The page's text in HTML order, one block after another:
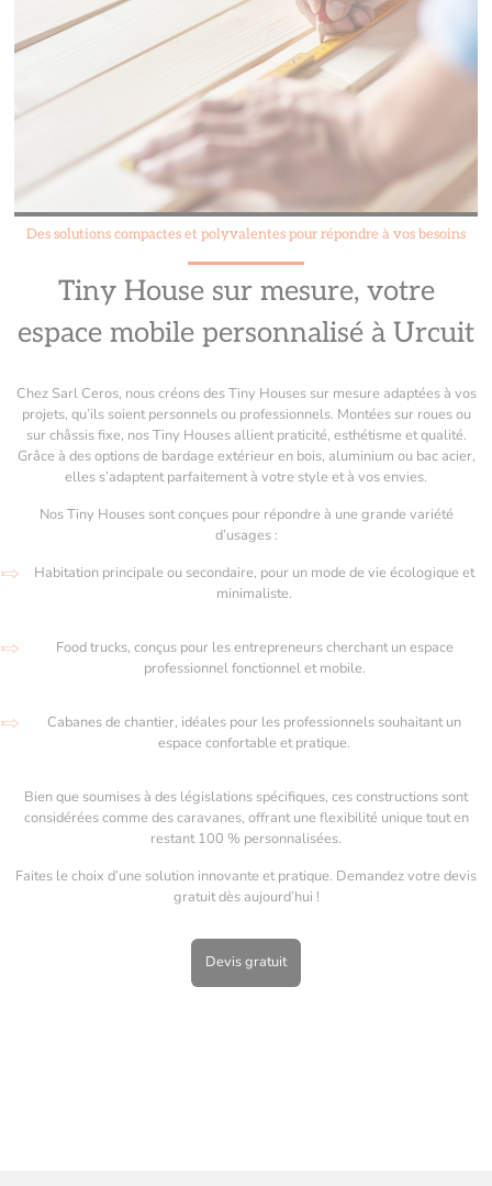
Des solutions compactes et polyvalentes pour répondre à vos besoins
Tiny House sur mesure, votre
espace mobile personnalisé à Urcuit
Chez Sarl Ceros, nous créons des Tiny Houses sur mesure adaptées à vos
projets, qu’ils soient personnels ou professionnels. Montées sur roues ou
sur châssis fixe, nos Tiny Houses allient praticité, esthétisme et qualité.
Grâce à des options de bardage extérieur en bois, aluminium ou bac acier,
elles s’adaptent parfaitement à votre style et à vos envies.
Nos Tiny Houses sont conçues pour répondre à une grande variété
d’usages :
Habitation principale ou secondaire, pour un mode de vie écologique et
minimaliste.
Food trucks, conçus pour les entrepreneurs cherchant un espace
professionnel fonctionnel et mobile.
Cabanes de chantier, idéales pour les professionnels souhaitant un
espace confortable et pratique.
Bien que soumises à des législations spécifiques, ces constructions sont
considérées comme des caravanes, offrant une flexibilité unique tout en
restant 100 % personnalisées.
Faites le choix d’une solution innovante et pratique. Demandez votre devis
gratuit dès aujourd’hui !
Devis gratuit